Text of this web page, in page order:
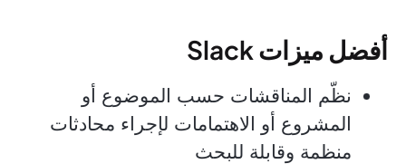
أفضل ميزات Slack
نظّم المناقشات حسب الموضوع أو
المشروع أو الاهتمامات لإجراء محادثات
منظمة وقابلة للبحث